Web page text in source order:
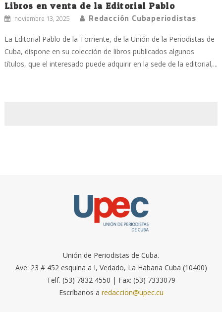
Libros en venta de la Editorial Pablo
noviembre 13, 2025 Redacción Cubaperiodistas
La Editorial Pablo de la Torriente, de la Unión de la Periodistas de
Cuba, dispone en su colección de libros publicados algunos
títulos, que el interesado puede adquirir en la sede de la editorial,...
Unión de Periodistas de Cuba.
Ave. 23 # 452 esquina a I, Vedado, La Habana Cuba (10400)
Telf. (53) 7832 4550 | Fax: (53) 7333079
Escríbanos a redaccion@upec.cu